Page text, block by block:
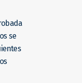
se